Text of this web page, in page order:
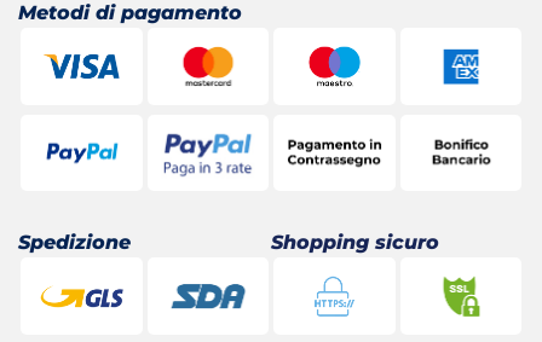
Metodi di pagamento
Spedizione Shopping sicuro